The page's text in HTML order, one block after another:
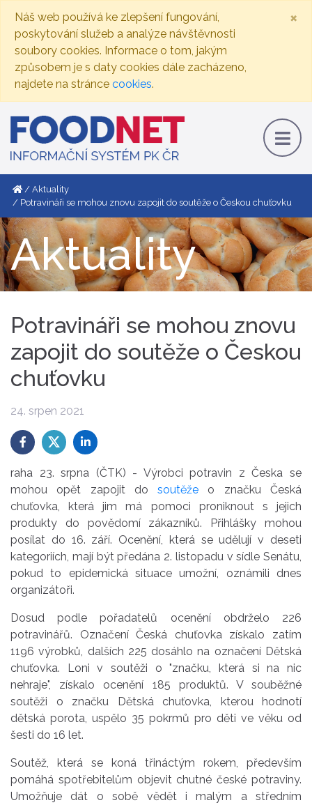
Náš web používá ke zlepšení fungování,
poskytování služeb a analýze návštěvnosti
soubory cookies. Informace o tom, jakým
způsobem je s daty cookies dále zacházeno,
najdete na stránce cookies.
×
Aktuality
Potravináři se mohou znovu zapojit do soutěže o Českou chuťovku
Aktuality
Potravináři se mohou znovu
zapojit do soutěže o Českou
chuťovku
24. srpen 2021
raha 23. srpna (ČTK) - Výrobci potravin z Česka se
mohou opět zapojit dosoutěže o značku Česká
chuťovka, která jim má pomoci proniknout s jejich
produkty do povědomí zákazníků. Přihlášky mohou
posílat do 16. září. Ocenění, která se udělují v deseti
kategoriích, mají být předána 2. listopadu v sídle Senátu,
pokud to epidemická situace umožní, oznámili dnes
organizátoři.
Dosud podle pořadatelů ocenění obdrželo 226
potravinářů. Označení Česká chuťovka získalo zatím
1196 výrobků, dalších 225 dosáhlo na označení Dětská
chuťovka. Loni v soutěži o "značku, která si na nic
nehraje", získalo ocenění 185 produktů. V souběžné
soutěži o značku Dětská chuťovka, kterou hodnotí
dětská porota, uspělo 35 pokrmů pro děti ve věku od
šesti do 16 let.
Soutěž, která se koná třináctým rokem, především
pomáhá spotřebitelům objevit chutné české potraviny.
Umožňuje dát o sobě vědět i malým a středním